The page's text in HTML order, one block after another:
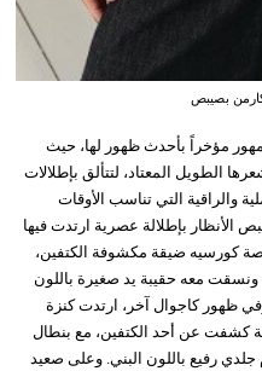
كارمن بصيبص
مؤخراً بأحدث ظهور لها، حيث
الطويل المعتاد، لتتألق بإطلالات
والراقية التي تناسب الأوقات
الأنظار بإطلالة عصرية ارتدت فيها
كورسيه ضيقة مكشوفة الكتفين،
معه حقيبة يد صغيرة باللون
ظهور كاجوال آخر، ارتدت كنزة
كشفت عن أحد الكتفين، مع بنطال
رفيع باللون البني. وعلى صعيد